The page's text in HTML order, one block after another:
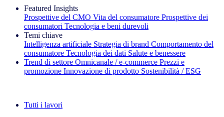
Featured Insights
Prospettive del CMO Vita del consumatore Prospettive dei
consumatori Tecnologia e beni durevoli
Temi chiave
Intelligenza artificiale Strategia di brand Comportamento del
consumatore Tecnologia dei dati Salute e benessere
Trend di settore Omnicanale / e‑commerce Prezzi e
promozione Innovazione di prodotto Sostenibilità / ESG
Tutti i lavori